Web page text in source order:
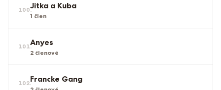
100.Jitka a Kuba
1 člen
101.Anyes
2 členové
102.Francke Gang